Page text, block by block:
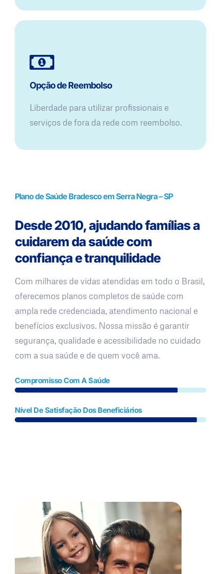
Opção de Reembolso
Liberdade para utilizar profissionais e
serviços de fora da rede com reembolso.
Plano de Saúde Bradesco em Serra Negra – SP
Desde 2010, ajudando famílias a
cuidarem da saúde com
confiança e tranquilidade
Com milhares de vidas atendidas em todo o Brasil,
oferecemos planos completos de saúde com
ampla rede credenciada, atendimento nacional e
benefícios exclusivos. Nossa missão é garantir
segurança, qualidade e acessibilidade no cuidado
com a sua saúde e de quem você ama.
Compromisso Com A Saúde
Nível De Satisfação Dos Beneficiários